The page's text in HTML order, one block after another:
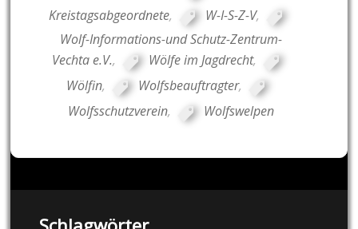
Kreistagsabgeordnete, W-I-S-Z-V,
Wolf-Informations-und Schutz-Zentrum-
Vechta e.V., Wölfe im Jagdrecht,
Wölfin, Wolfsbeauftragter,
Wolfsschutzverein, Wolfswelpen